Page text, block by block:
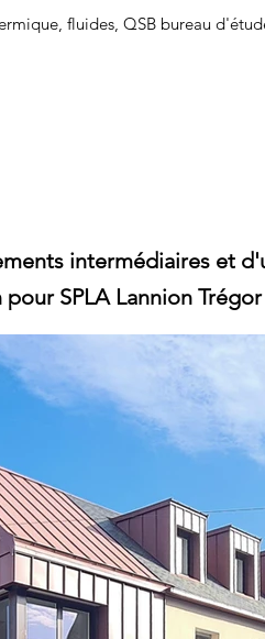
fluides, QSB bureau
intermédiaires et d'
pour SPLA Lannion